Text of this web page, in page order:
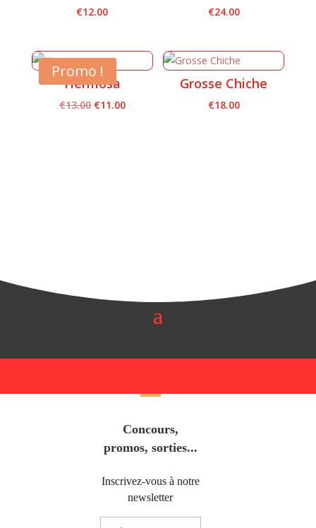
€12.00 €24.00
Promo !
Hermosa
€13.00 Le
€11.00Le
Grosse Chiche
€18.00
Concours,
promos, sorties...
Inscrivez-vous à notre
newsletter